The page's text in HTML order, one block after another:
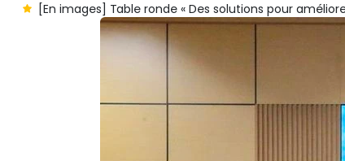
[En images] Table ronde « Des solutions pour